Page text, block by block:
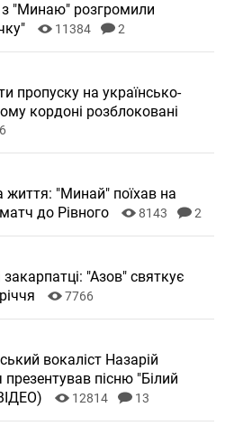
з "Минаю" розгромили
11384 2
пропуску на українсько-
кордоні розблоковані
життя: "Минай" поїхав на
до Рівного
8143 2
закарпатці: "Азов" святкує
7766
вокаліст Назарій
пісню "Білий
12814 13